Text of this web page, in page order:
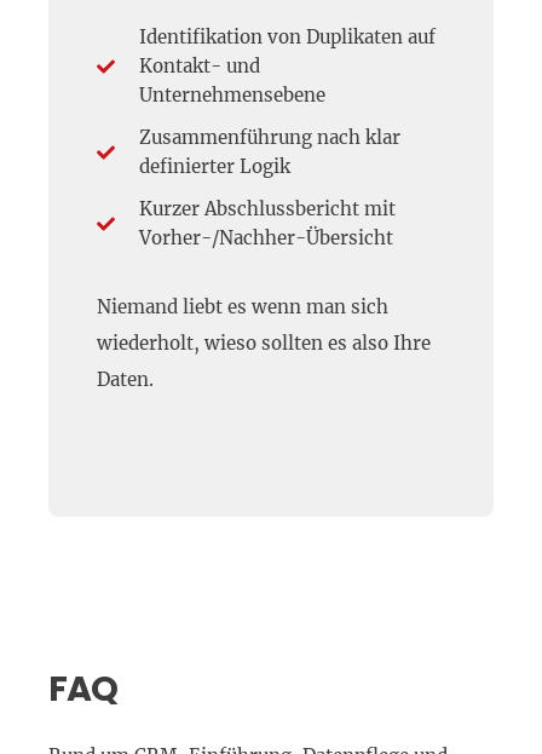
Identifikation von Duplikaten auf
Kontakt- und
Unternehmensebene
Zusammenführung nach klar
definierter Logik
Kurzer Abschlussbericht mit
Vorher-/Nachher-Übersicht
Niemand liebt es wenn man sich
wiederholt, wieso sollten es also Ihre
Daten.
FAQ